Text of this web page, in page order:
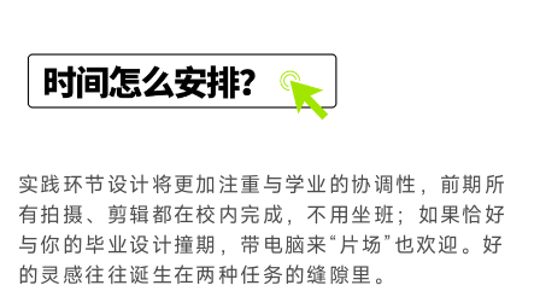
实践环节设计将更加注重与学业的协调性，前期所
有拍摄、剪辑都在校内完成，不用坐班；如果恰好
与你的毕业设计撞期，带电脑来“片场”也欢迎。好
的灵感往往诞生在两种任务的缝隙里。